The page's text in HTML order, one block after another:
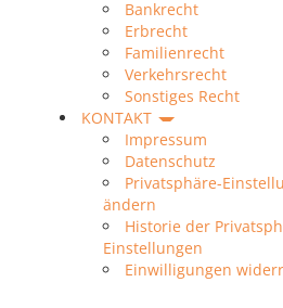
Bankrecht
Erbrecht
Familienrecht
Verkehrsrecht
Sonstiges Recht
KONTAKT
Impressum
Datenschutz
Privatsphäre-
ändern
Historie der
Einstellungen
Einwilligungen